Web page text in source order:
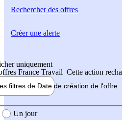
Rechercherdes offres
uniquement
France Travail Cette action
filtres de Date de création de l'offre
création de l'offre
Un jour
Créer une alerte